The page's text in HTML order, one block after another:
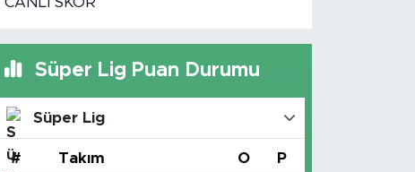
Süper Lig Puan Durumu
Süper Lig
# Takım O P